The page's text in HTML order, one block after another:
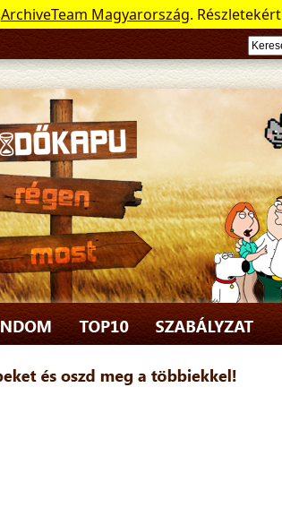
ArchiveTeam Magyarország. Részletekért